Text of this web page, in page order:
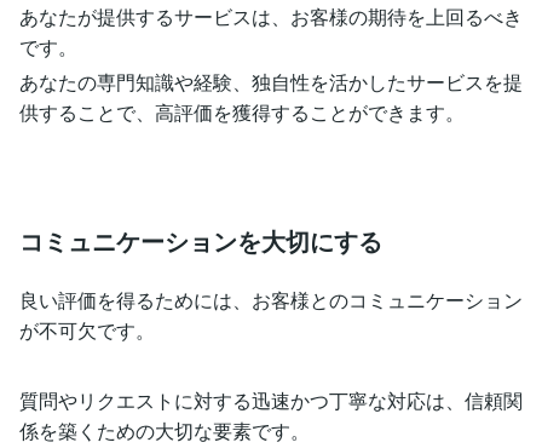
あなたが提供するサービスは、お客様の期待を上回るべき
です。
あなたの専門知識や経験、独自性を活かしたサービスを提
供することで、高評価を獲得することができます。
コミュニケーションを大切にする
良い評価を得るためには、お客様とのコミュニケーション
が不可欠です。
質問やリクエストに対する迅速かつ丁寧な対応は、信頼関
係を築くための大切な要素です。